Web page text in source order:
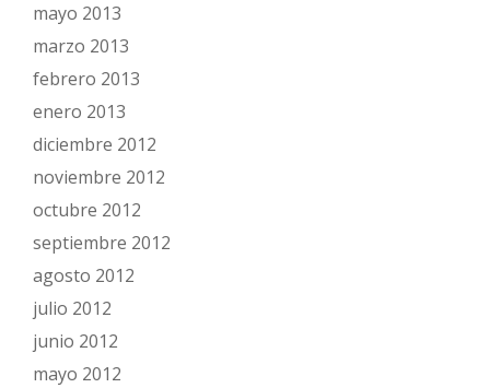
mayo 2013
marzo 2013
febrero 2013
enero 2013
diciembre 2012
noviembre 2012
octubre 2012
septiembre 2012
agosto 2012
julio 2012
junio 2012
mayo 2012